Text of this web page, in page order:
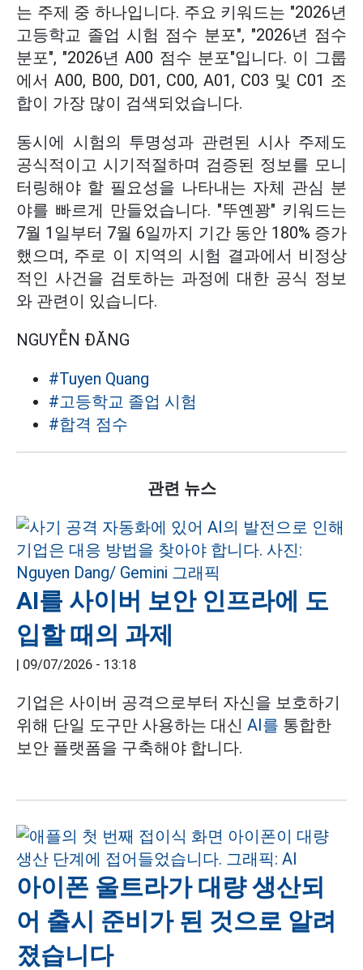
는 주제 중 하나입니다. 주요 키워드는 "2026년
고등학교 졸업 시험 점수 분포", "2026년 점수
분포", "2026년 A00 점수 분포"입니다. 이 그룹
에서 A00, B00, D01, C00, A01, C03 및 C01 조
합이 가장 많이 검색되었습니다.
동시에 시험의 투명성과 관련된 시사 주제도
공식적이고 시기적절하며 검증된 정보를 모니
터링해야 할 필요성을 나타내는 자체 관심 분
야를 빠르게 만들었습니다. "뚜옌꽝" 키워드는
7월 1일부터 7월 6일까지 기간 동안 180% 증가
했으며, 주로 이 지역의 시험 결과에서 비정상
적인 사건을 검토하는 과정에 대한 공식 정보
와 관련이 있습니다.
NGUYỄN ĐĂNG
#Tuyen Quang
#고등학교 졸업 시험
#합격 점수
관련 뉴스
AI를 사이버 보안 인프라에 도
입할 때의 과제
| 09/07/2026 - 13:18
기업은 사이버 공격으로부터 자신을 보호하기
위해 단일 도구만 사용하는 대신 AI를 통합한
보안 플랫폼을 구축해야 합니다.
아이폰 울트라가 대량 생산되
어 출시 준비가 된 것으로 알려
졌습니다